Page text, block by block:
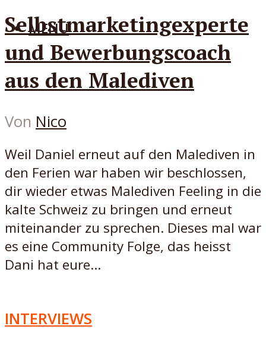
MENÜ
Selbstmarketingexperte
und Bewerbungscoach
aus den Malediven
Von Nico
Weil Daniel erneut auf den Malediven in
den Ferien war haben wir beschlossen,
dir wieder etwas Malediven Feeling in die
kalte Schweiz zu bringen und erneut
miteinander zu sprechen. Dieses mal war
es eine Community Folge, das heisst
Dani hat eure...
INTERVIEWS